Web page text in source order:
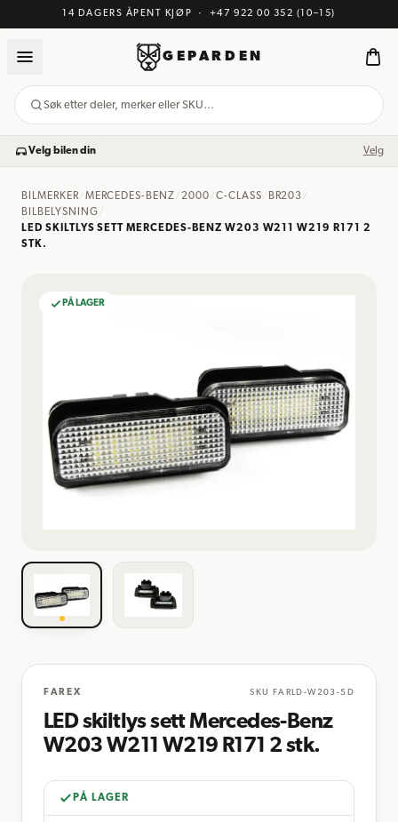
14 DAGERS ÅPENT KJØP · +47 922 00 352 (10–15)
GEPARDEN
Søk etter deler, merker eller SKU…
Velg bilen din Velg
BILMERKER/ MERCEDES-BENZ /2000 C-CLASS BR203
BILBELYSNING
LED SKILTLYS SETT MERCEDES-BENZ W203 W211 W219 R171 2
STK.
PÅ LAGER
FAREX SKU FARLD-W203-5D
LED skiltlys sett Mercedes-Benz
W203 W211 W219 R171 2 stk.
PÅ LAGER